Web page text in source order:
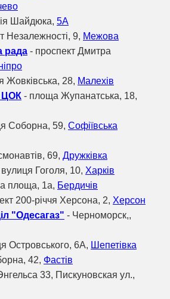
Шайдюка, 5А
Незалежності, 9, Межова
рада - проспект Дмитра
Жовківська, 28, Малехів
ЦОК - площа Жупанатська, 18,
Соборна, 59, Софіївська
69, Дружківка
Гоголя, 10, Харків
площа, 1а, Бердичів
200-річчя Херсона, 2, Херсон
"Одесагаз" - Черноморск,,
Островського, 6А, Шепетівка
42, Фастів
33, Пискуновская ул.,